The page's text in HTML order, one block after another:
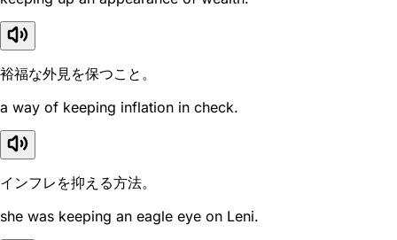
裕福な外見を保つこと。
a way of keeping inflation in check.
インフレを抑える方法。
she was keeping an eagle eye on Leni.